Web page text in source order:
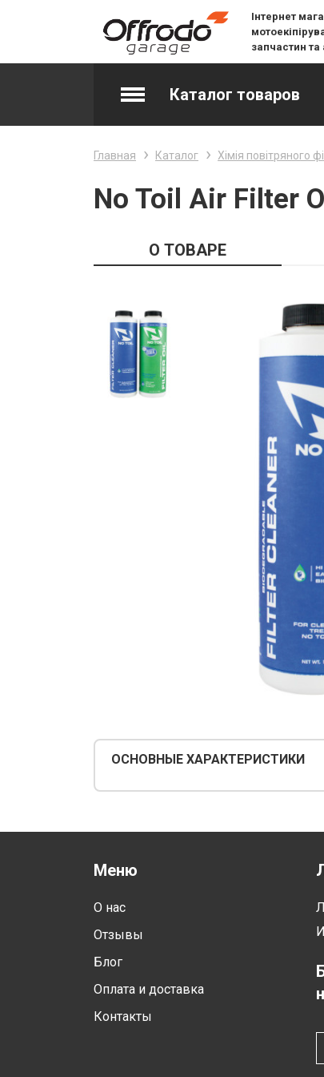
Інтернет
запчастин та
Каталог товаров
Джерсі
Lifestyle
Вилочне масло
Гідравлічне масло
Главная Каталог Хімія повітряного
No Toil Air Filter
О ТОВАРЕ
ОСНОВНЫЕ ХАРАКТЕРИСТИКИ
Меню
О нас
Отзывы
Блог
Оплата и доставка
Контакты